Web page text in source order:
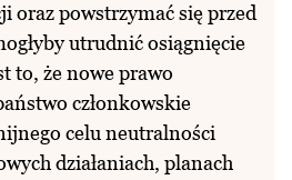
oraz powstrzymać się przed
utrudnić osiągnięcie
to, że nowe prawo
członkowskie
celu neutralności
działaniach, planach